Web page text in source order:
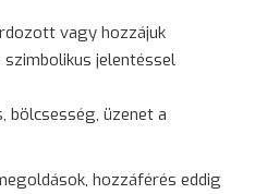
vagy hozzájuk
jelentéssel
bölcsesség, üzenet a
hozzáférés eddig